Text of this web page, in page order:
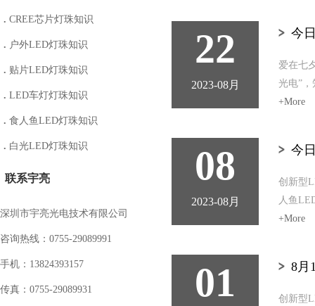
. CREE芯片灯珠知识
. 户外LED灯珠知识
. 贴片LED灯珠知识
. LED车灯灯珠知识
. 食人鱼LED灯珠知识
. 白光LED灯珠知识
联系宇亮
深圳市宇亮光电技术有限公司
咨询热线：0755-29089991
手机：13824393157
传真：0755-29089931
22
2023-08月
今
爱在七
光电”
+More
08
2023-08月
今
创新型
人鱼
+More
01 8月
创新型